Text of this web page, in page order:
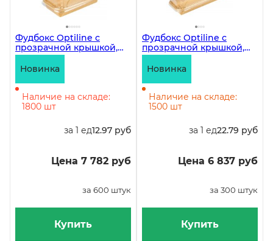
Фудбокс Optiline с
прозрачной крышкой,
400 мл, 140х80х48 мм,
крафт, 600 штук
Новинка
Наличие на складе:
1800 шт
за 1 ед12.97 руб
Цена 7 782 руб
за 600 штук
Купить
Фудбокс Optiline с
прозрачной крышкой,
700 мл, 220х92х48 мм,
крафт, 300 штук
Новинка
Наличие на складе:
1500 шт
за 1 ед22.79 руб
Цена 6 837 руб
за 300 штук
Купить